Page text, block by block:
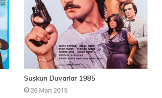
Suskun Duvarlar 1985
26 Mart 2015